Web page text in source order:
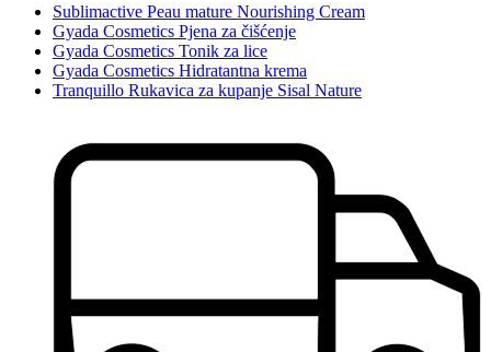
Sublimactive Peau mature Nourishing Cream
Gyada Cosmetics Pjena za čišćenje
Gyada Cosmetics Tonik za lice
Gyada Cosmetics Hidratantna krema
Tranquillo Rukavica za kupanje Sisal Nature